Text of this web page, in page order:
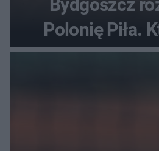
Bydgoszcz
Polonię Piła.
najwięcej